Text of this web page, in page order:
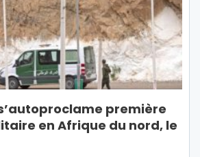
première
en Afrique du nord, le